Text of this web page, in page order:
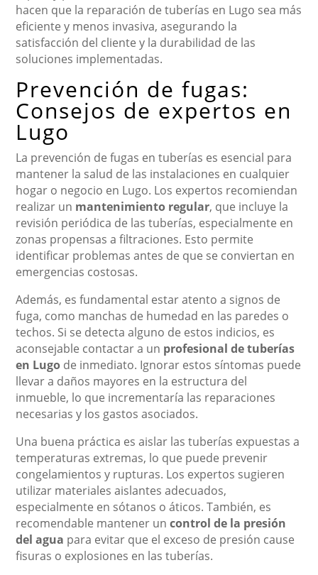
hacen que la reparación de tuberías en Lugo sea más
eficiente y menos invasiva, asegurando la
satisfacción del cliente y la durabilidad de las
soluciones implementadas.
Prevención de fugas:
Consejos de expertos en
Lugo
La prevención de fugas en tuberías es esencial para
mantener la salud de las instalaciones en cualquier
hogar o negocio en Lugo. Los expertos recomiendan
realizar un mantenimiento regular, que incluye la
revisión periódica de las tuberías, especialmente en
zonas propensas a filtraciones. Esto permite
identificar problemas antes de que se conviertan en
emergencias costosas.
Además, es fundamental estar atento a signos de
fuga, como manchas de humedad en las paredes o
techos. Si se detecta alguno de estos indicios, es
aconsejable contactar a un profesional de tuberías
en Lugo de inmediato. Ignorar estos síntomas puede
llevar a daños mayores en la estructura del
inmueble, lo que incrementaría las reparaciones
necesarias y los gastos asociados.
Una buena práctica es aislar las tuberías expuestas a
temperaturas extremas, lo que puede prevenir
congelamientos y rupturas. Los expertos sugieren
utilizar materiales aislantes adecuados,
especialmente en sótanos o áticos. También, es
recomendable mantener uncontrol de la presión
del agua para evitar que el exceso de presión cause
fisuras o explosiones en las tuberías.